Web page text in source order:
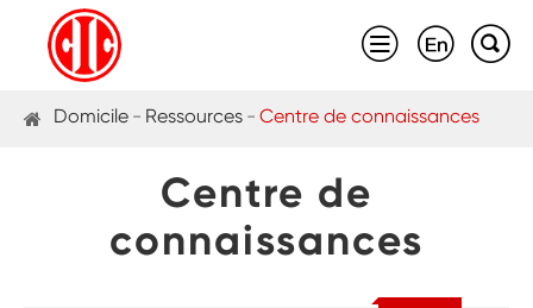
  
Domicile Ressources Centre de connaissances
Centre de
connaissances